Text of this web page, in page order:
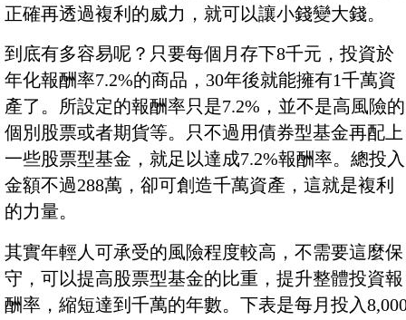
正確再透過複利的威力，就可以讓小錢變大錢。
到底有多容易呢？只要每個月存下8千元，投資於
年化報酬率7.2%的商品，30年後就能擁有1千萬資
產了。所設定的報酬率只是7.2%，並不是高風險的
個別股票或者期貨等。只不過用債券型基金再配上
一些股票型基金，就足以達成7.2%報酬率。總投入
金額不過288萬，卻可創造千萬資產，這就是複利
的力量。
其實年輕人可承受的風險程度較高，不需要這麼保
守，可以提高股票型基金的比重，提升整體投資報
酬率，縮短達到千萬的年數。下表是每月投入